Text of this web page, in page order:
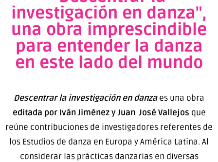
investigación en danza",
una obra imprescindible
para entender la danza
en este lado del mundo
Descentrar la investigación en danzaes una obra
editada por Iván Jiménez y Juan José Vallejos que
reúne contribuciones de investigadores referentes de
los Estudios de danza en Europa y América Latina. Al
considerar las prácticas danzarias en diversas